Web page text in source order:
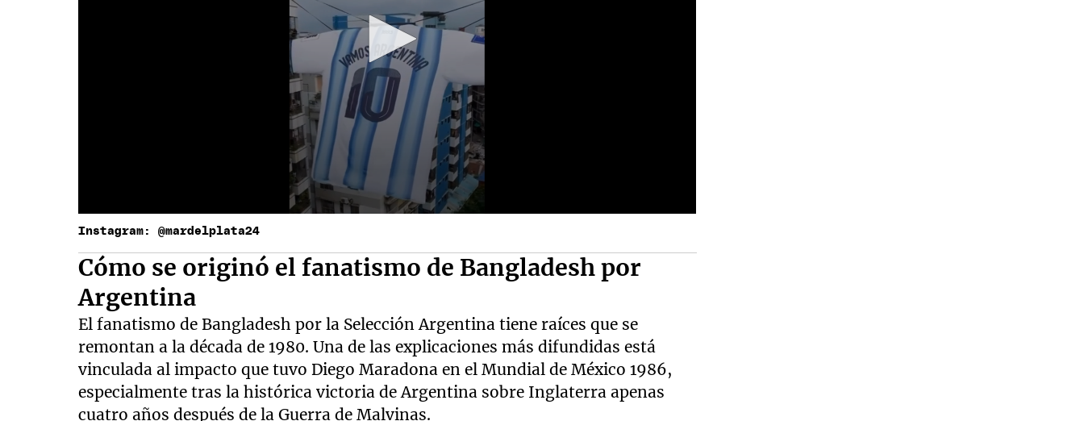
Instagram: @mardelplata24
Cómo se originó el fanatismo de Bangladesh por
Argentina
El fanatismo de Bangladesh por la Selección Argentina tiene raíces que se
remontan a la década de 1980. Una de las explicaciones más difundidas está
vinculada al impacto que tuvo Diego Maradona en el Mundial de México 1986,
especialmente tras la histórica victoria de Argentina sobre Inglaterra apenas
cuatro años después de la Guerra de Malvinas.